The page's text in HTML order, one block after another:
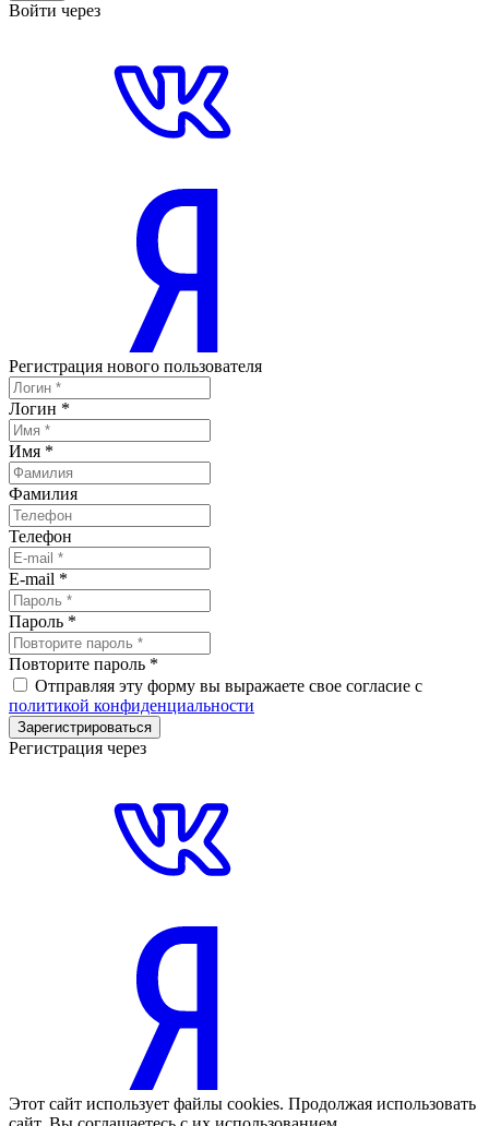
Войти через
Регистрация нового пользователя
Логин *
Имя *
Фамилия
Телефон
E-mail *
Пароль *
Повторите пароль *
Отправляя эту форму вы выражаете свое согласие с
политикой конфиденциальности
Зарегистрироваться
Регистрация через
Этот сайт использует файлы cookies. Продолжая использовать